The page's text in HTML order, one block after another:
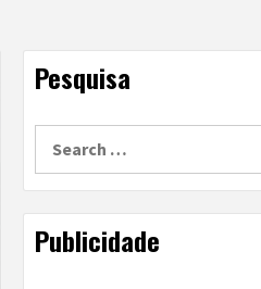
Pesquisa
Publicidade